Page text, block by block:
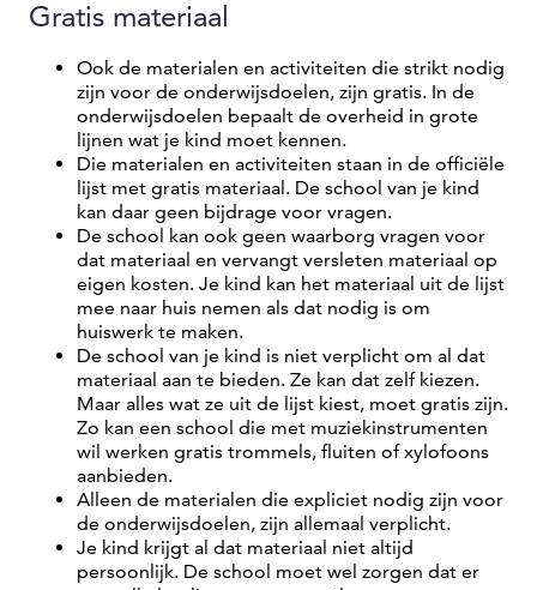
Gratis materiaal
Ook de materialen en activiteiten die strikt nodig
zijn voor de onderwijsdoelen, zijn gratis. In de
onderwijsdoelen bepaalt de overheid in grote
lijnen wat je kind moet kennen.
Die materialen en activiteiten staan in de officiële
lijst met gratis materiaal. De school van je kind
kan daar geen bijdrage voor vragen.
De school kan ook geen waarborg vragen voor
dat materiaal en vervangt versleten materiaal op
eigen kosten. Je kind kan het materiaal uit de lijst
mee naar huis nemen als dat nodig is om
huiswerk te maken.
De school van je kind is niet verplicht om al dat
materiaal aan te bieden. Ze kan dat zelf kiezen.
Maar alles wat ze uit de lijst kiest, moet gratis zijn.
Zo kan een school die met muziekinstrumenten
wil werken gratis trommels, fluiten of xylofoons
aanbieden.
Alleen de materialen die expliciet nodig zijn voor
de onderwijsdoelen, zijn allemaal verplicht.
Je kind krijgt al dat materiaal niet altijd
persoonlijk. De school moet wel zorgen dat er